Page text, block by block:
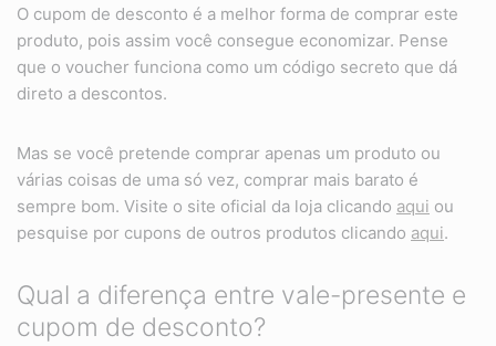
O cupom de desconto é a melhor forma de comprar este
produto, pois assim você consegue economizar. Pense
que o voucher funciona como um código secreto que dá
direto a descontos.
Mas se você pretende comprar apenas um produto ou
várias coisas de uma só vez, comprar mais barato é
sempre bom. Visite o site oficial da loja clicando aqui ou
pesquise por cupons de outros produtos clicando aqui.
Qual a diferença entre vale-presente e
cupom de desconto?